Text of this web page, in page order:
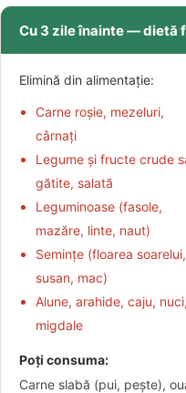
Cu 3 zile înainte — dietă
Elimină din alimentație:
Carne roșie, mezeluri,
cârnați
Legume și fructe crude
gătite, salată
Leguminoase (fasole,
mazăre, linte, naut)
Semințe (floarea soarelui,
susan, mac)
Alune, arahide, caju, nuci,
migdale
Poți consuma:
Carne slabă (pui, pește),